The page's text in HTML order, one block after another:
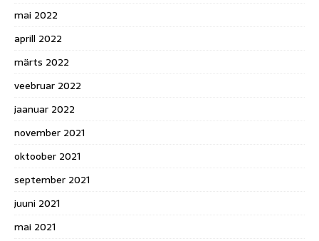
mai 2022
aprill 2022
märts 2022
veebruar 2022
jaanuar 2022
november 2021
oktoober 2021
september 2021
juuni 2021
mai 2021